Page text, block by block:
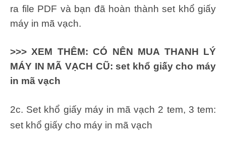
ra file PDF và bạn đã hoàn thành set khổ giấy
máy in mã vạch.
>>> XEM THÊM: CÓ NÊN MUA THANH LÝ
MÁY IN MÃ VẠCH CŨ: set khổ giấy cho máy
in mã vạch
2c. Set khổ giấy máy in mã vạch 2 tem, 3 tem:
set khổ giấy cho máy in mã vạch